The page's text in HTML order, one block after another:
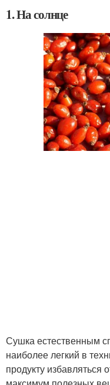
1. На солнце
Сушка естественным
наиболее легкий в
продукту избавляться